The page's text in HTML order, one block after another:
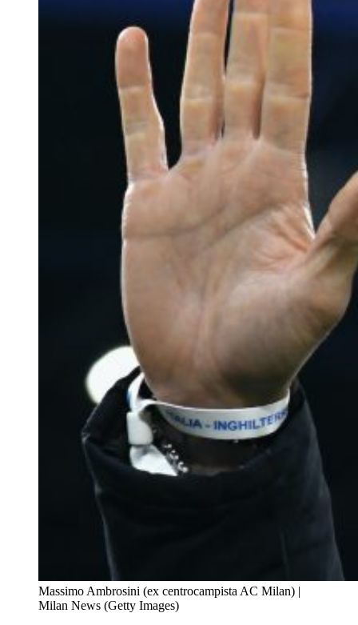
Massimo Ambrosini (ex centrocampista AC Milan) |
Milan News (Getty Images)